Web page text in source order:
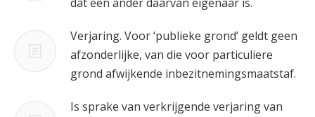
Verjaring. Voor ‘publieke grond’ geldt geen
afzonderlijke, van die voor particuliere
grond afwijkende inbezitnemingsmaatstaf.
Is sprake van verkrijgende verjaring van